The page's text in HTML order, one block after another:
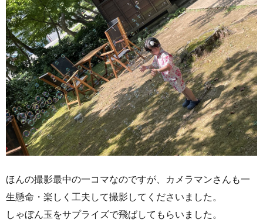
ほんの撮影最中の一コマなのですが、カメラマンさんも一
生懸命・楽しく工夫して撮影してくださいました。
しゃぼん玉をサプライズで飛ばしてもらいました。